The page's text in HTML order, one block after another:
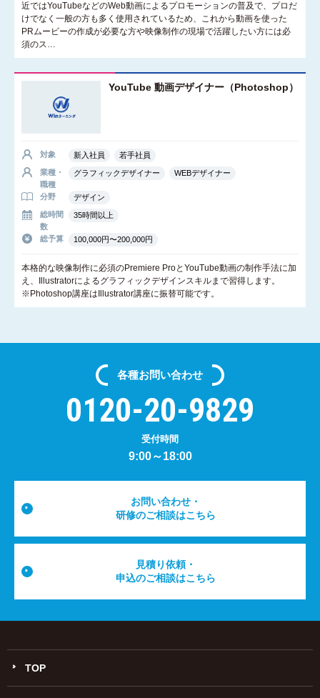
近ではYouTubeなどのWeb動画によるプロモーションの普及で、プロだ
けでなく一般の方も多く使用されているため、これから動画を使った
PRムービーの作成が必要な方や映像制作の現場で活躍したい方には必
須のス…
YouTube 動画デザイナー（Photoshop）
対象 新入社員
若手社員
業種・
職種
グラフィックデザイナー WEBデザイナー
分野
デザイン
総時間
数
35時間以上
総予算 100,000円〜200,000円
本格的な映像制作に必須のPremiere ProとYouTube動画の制作手法に加
え、Illustratorによるグラフィックデザインスキルまで習得します。
※Photoshop講座はIllustrator講座に振替可能です。
各種お問い合わせ
0120-20-9829
受付時間
9:00～18:00
お問い合わせ・
研修のご相談はこちら
見積り依頼・
申込のご相談はこちら
TOP